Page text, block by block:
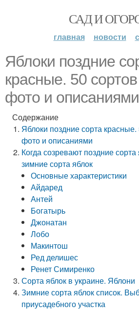
САД И
главная новости
Яблоки поздние
красные. 50
фото и описаниями
Содержание
Яблоки поздние сорта красные.
фото и описаниями
Когда созревают поздние
зимние сорта яблок
Основные характеристики
Айдаред
Антей
Богатырь
Джонатан
Лобо
Макинтош
Ред делишес
Ренет Симиренко
Сорта яблок в украине. Яблони
Зимние сорта яблок список.
приусадебного участка